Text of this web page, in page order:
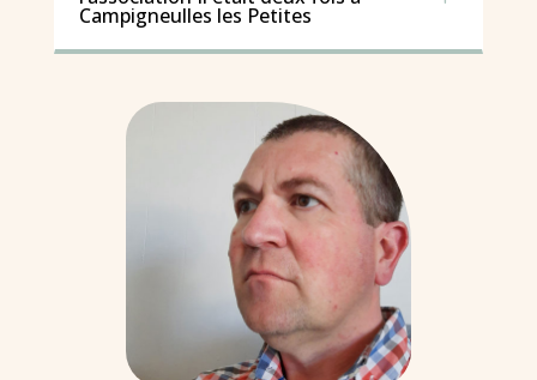
Campigneulles les Petites